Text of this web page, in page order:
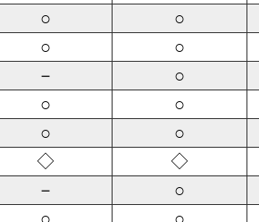
○ ○
○ ○
－ ○
○ ○
○ ○
◇ ◇
－ ○